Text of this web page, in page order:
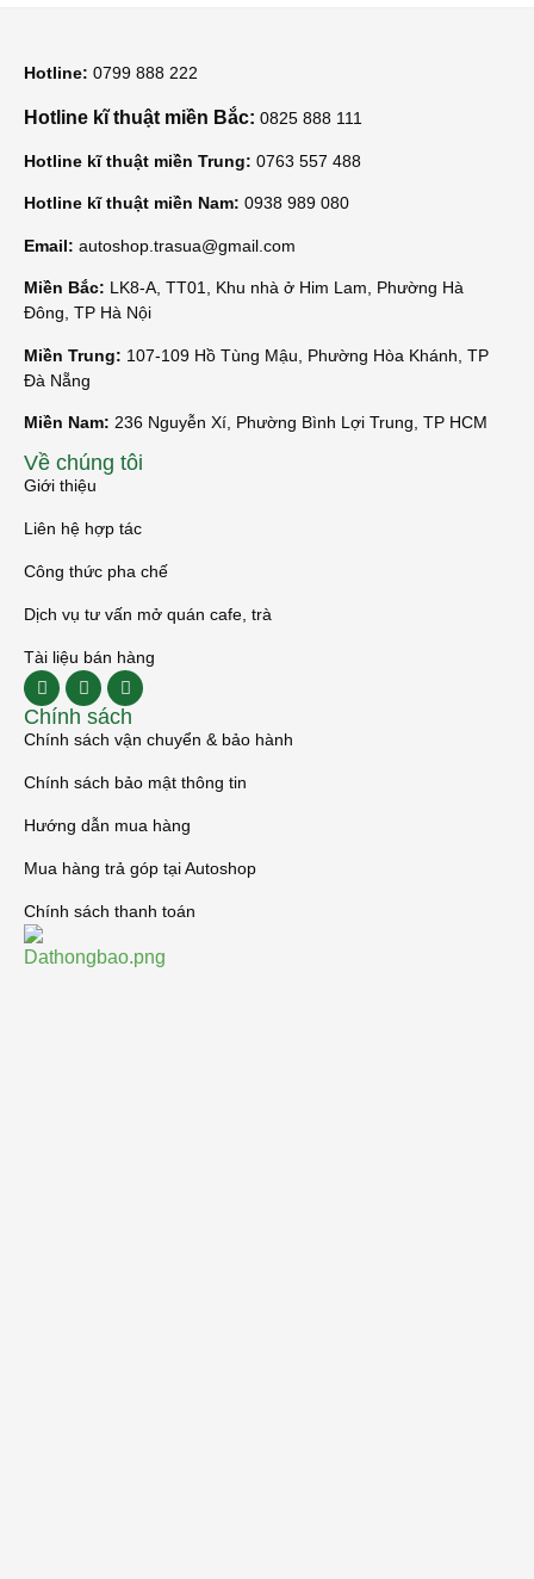
Hotline: 0799 888 222
Hotline kĩ thuật miền Bắc: 0825 888 111
Hotline kĩ thuật miền Trung: 0763 557 488
Hotline kĩ thuật miền Nam: 0938 989 080
Email: autoshop.trasua@gmail.com
Miền Bắc: LK8-A, TT01, Khu nhà ở Him Lam, Phường Hà
Đông, TP Hà Nội
Miền Trung: 107-109 Hồ Tùng Mậu, Phường Hòa Khánh, TP
Đà Nẵng
Miền Nam: 236 Nguyễn Xí, Phường Bình Lợi Trung, TP HCM
Về chúng tôi
Giới thiệu
Liên hệ hợp tác
Công thức pha chế
Dịch vụ tư vấn mở quán cafe, trà
Tài liệu bán hàng
Chính sách
Chính sách vận chuyển & bảo hành
Chính sách bảo mật thông tin
Hướng dẫn mua hàng
Mua hàng trả góp tại Autoshop
Chính sách thanh toán